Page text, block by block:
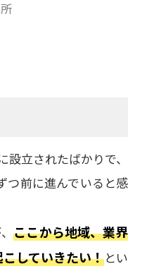
立されたばかりで、
つ前に進んでいると感
ここから地域、業界
していきたい！とい